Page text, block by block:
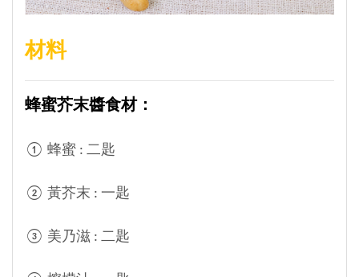
材料
蜂蜜芥末醬食材：
① 蜂蜜 : 二匙
② 黃芥末 : 一匙
③ 美乃滋 : 二匙